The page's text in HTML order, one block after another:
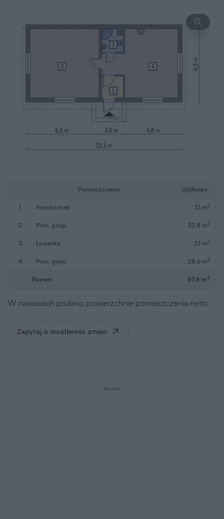
Pomieszczenie Użytkowa
1 przedsionek 3,1 m2
2 pom. gosp. 32,8 m2
3 łazienka 3,1 m2
4 pom. gosp. 28,6 m2
Razem 67,6 m2
W nawiasach podano powierzchnie pomieszczenia netto
Zapytaj o możliwość zmian
REKLAMA